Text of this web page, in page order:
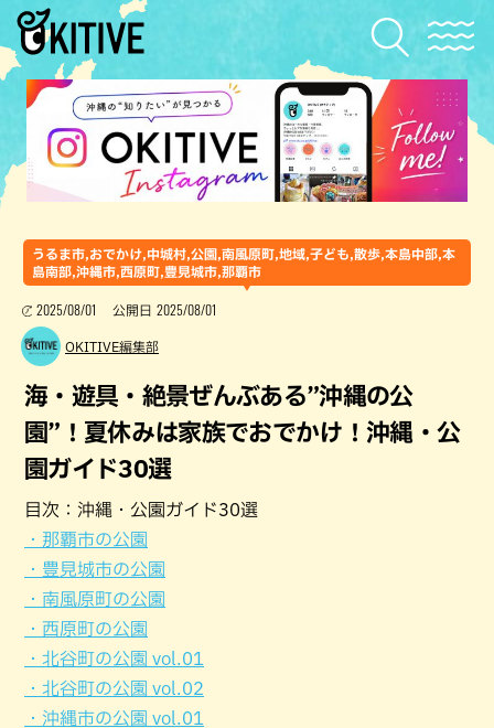
うるま市,おでかけ,中城村,公園,南風原町,地域,子ども,散歩,本島中部,本
島南部,沖縄市,西原町,豊見城市,那覇市
2025/08/01 公開日 2025/08/01
OKITIVE編集部
海・遊具・絶景ぜんぶある”沖縄の公
園”！夏休みは家族でおでかけ！沖縄・公
園ガイド30選
目次：沖縄・公園ガイド30選
・那覇市の公園
・豊見城市の公園
・南風原町の公園
・西原町の公園
・北谷町の公園 vol.01
・北谷町の公園 vol.02
・沖縄市の公園 vol.01